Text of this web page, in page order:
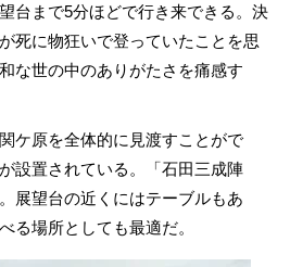
台まで5分ほどで行き来できる。決
死に物狂いで登っていたことを思
な世の中のありがたさを痛感す
ケ原を全体的に見渡すことがで
設置されている。「石田三成陣
展望台の近くにはテーブルもあ
る場所としても最適だ。